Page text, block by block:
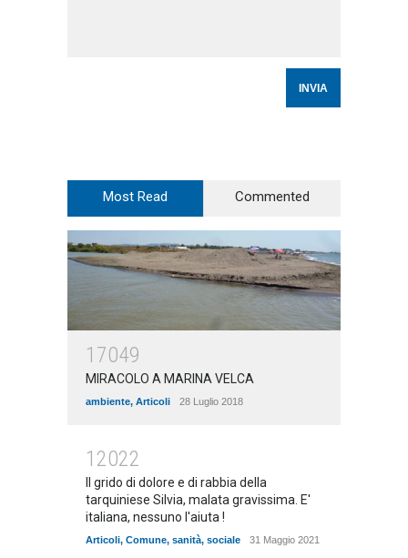
Most Read Commented
17049
MIRACOLO A MARINA VELCA
ambiente, Articoli 28 Luglio 2018
12022
Il grido di dolore e di rabbia della
tarquiniese Silvia, malata gravissima. E'
italiana, nessuno l'aiuta !
Articoli, Comune, sanità, sociale 31 Maggio 2021